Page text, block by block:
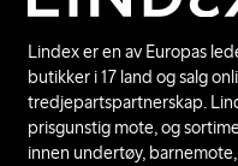
Lindex er en av Europas
butikker i 17 land og salg
tredjepartspartnerskap.
prisgunstig mote, og
innen undertøy,